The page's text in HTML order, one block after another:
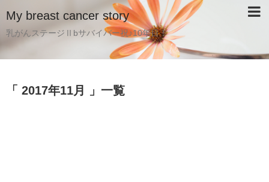
My breast cancer story
乳がんステージⅡbサバイバー祝♪10年目！
「 2017年11月 」一覧